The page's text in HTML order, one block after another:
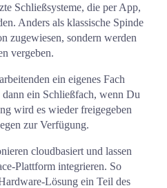
Schließsysteme, die per App,
Anders als klassische Spinde
zugewiesen, sondern werden
vergeben.
ein eigenes Fach
ein Schließfach, wenn Du
wird es wieder freigegeben
zur Verfügung.
cloudbasiert und lassen
Plattform integrieren. So
Lösung ein Teil des